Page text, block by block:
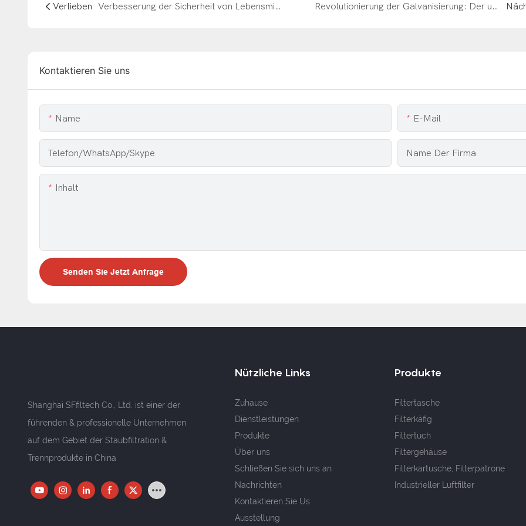
Verlieben Verbesserung der Sicherheit von Lebensmittelanlagen: Die Leistung des Staubsammelfiltersystems mit PP-Filterbeuteln Revolutionierung der Galvanisierung: Der ultimative Leitfaden zur Verwendung von Anodenbeuteln für Präzisionsbeschichtungen
Kontaktieren Sie uns
Name E-Mail
Telefon/WhatsApp/Skype Name Der Firma
Inhalt
Senden Sie Jetzt Anfrage
Shanghai SFfiltech Co., Ltd. ist einer der
führenden & professionelle Unternehmen
auf dem Gebiet der Staubfiltration &
Trennprodukte in China
Nützliche Links
Zuhause
Dienstleistungen
Produkte
Über uns
Schließen Sie sich uns an
Nachrichten
Kontaktieren Sie Us
Ausstellung
Produkte
Filtertasche
Filterkäfig
Filtertuch
Filtergehäuse
Filterkartusche, Filterpatrone
Industrieller Luftfilter